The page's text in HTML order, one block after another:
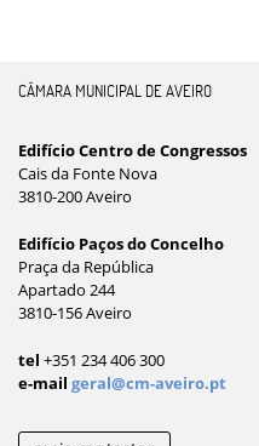
CÂMARA MUNICIPAL DE AVEIRO
Edifício Centro de Congressos
Cais da Fonte Nova
3810-200 Aveiro
Edifício Paços do Concelho
Praça da República
Apartado 244
3810-156 Aveiro
tel +351 234 406 300
e-mail geral@cm-aveiro.pt